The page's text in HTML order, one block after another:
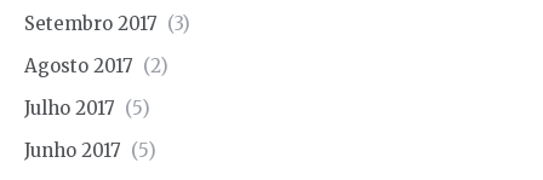
Setembro 2017 (3)
Agosto 2017 (2)
Julho 2017 (5)
Junho 2017 (5)